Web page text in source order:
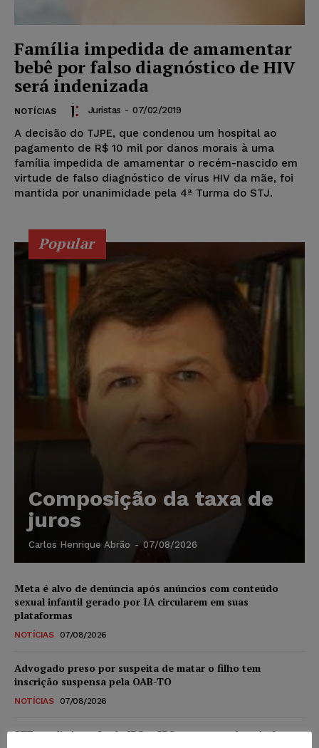
Família impedida de amamentar
bebê por falso diagnóstico de HIV
será indenizada
NOTÍCIAS Juristas - 07/02/2019
A decisão do TJPE, que condenou um hospital ao
pagamento de R$ 10 mil por danos morais à uma
família impedida de amamentar o recém-nascido em
virtude de falso diagnóstico de vírus HIV da mãe, foi
mantida por unanimidade pela 4ª Turma do STJ.
Popular
Composição da taxa de
juros
Carlos Henrique Abrão - 07/08/2026
Meta é alvo de denúncia após anúncios com conteúdo
sexual infantil gerado por IA circularem em suas
plataformas
NOTÍCIAS 07/08/2026
Advogado preso por suspeita de matar o filho tem
inscrição suspensa pela OAB-TO
NOTÍCIAS 07/08/2026
STF amplia isenção de IBS e CBS na compra de veículos